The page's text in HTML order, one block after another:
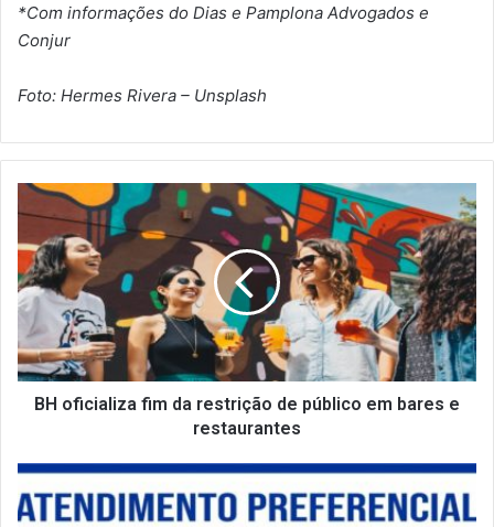
*Com informações do Dias e Pamplona Advogados e
Conjur
Foto: Hermes Rivera – Unsplash
B
H
o
i
c
a
l
f
i
m
BH oficializa fim da restrição de público em bares e
restaurantes
A
N
R